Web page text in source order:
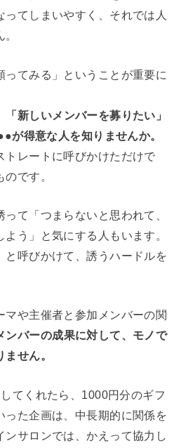
てしまいやすく、それでは人
ってみる」ということが重要に
「新しいメンバーを募りたい」
が得意な人を知りませんか。
トレートに呼びかけただけで
です。
て「つまらないと思われて、
う」と気にする人もいます。
と呼びかけて、誘うハードルを
マや主催者と参加メンバーの関
ンバーの成果に対して、モノで
せん。
てくれたら、1000円分のギフ
った企画は、中長期的に関係を
ンサロンでは、かえって協力し